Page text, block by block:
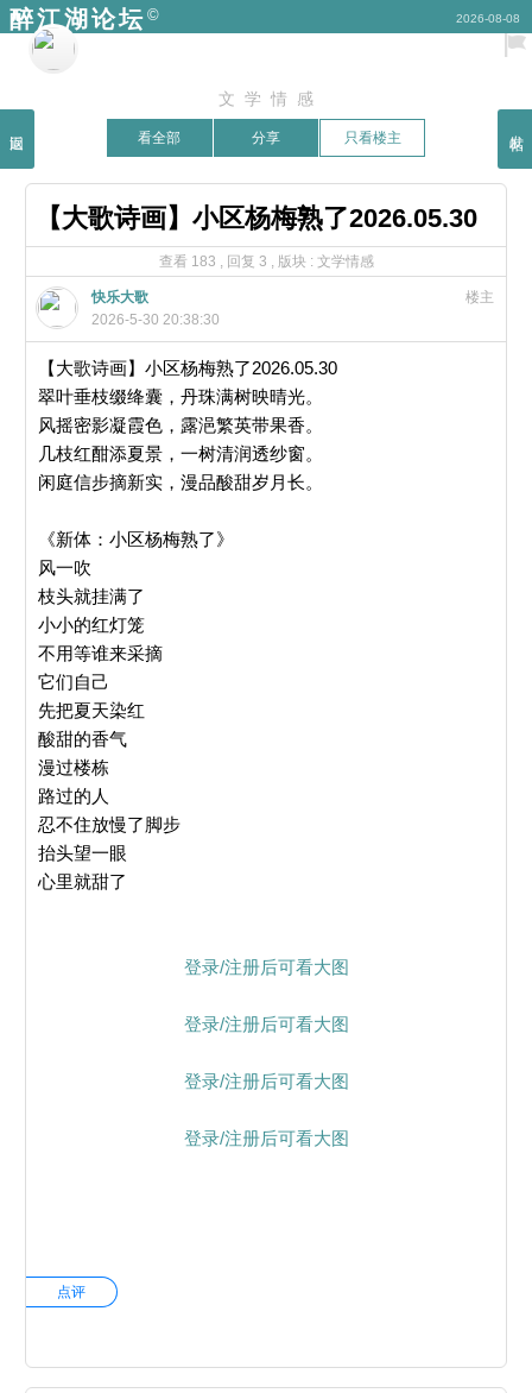
醉江湖论坛
© 2026-08-08
文学情感
看全部 分享 只看楼主
【大歌诗画】小区杨梅熟了2026.05.30
查看 183 , 回复 3 , 版块 : 文学情感
楼主
快乐大歌
2026-5-30 20:38:30
【大歌诗画】小区杨梅熟了2026.05.30
翠叶垂枝缀绛囊，丹珠满树映晴光。
风摇密影凝霞色，露浥繁英带果香。
几枝红酣添夏景，一树清润透纱窗。
闲庭信步摘新实，漫品酸甜岁月长。
《新体：小区杨梅熟了》
风一吹
枝头就挂满了
小小的红灯笼
不用等谁来采摘
它们自己
先把夏天染红
酸甜的香气
漫过楼栋
路过的人
忍不住放慢了脚步
抬头望一眼
心里就甜了
登录/注册后可看大图
登录/注册后可看大图
登录/注册后可看大图
登录/注册后可看大图
点评